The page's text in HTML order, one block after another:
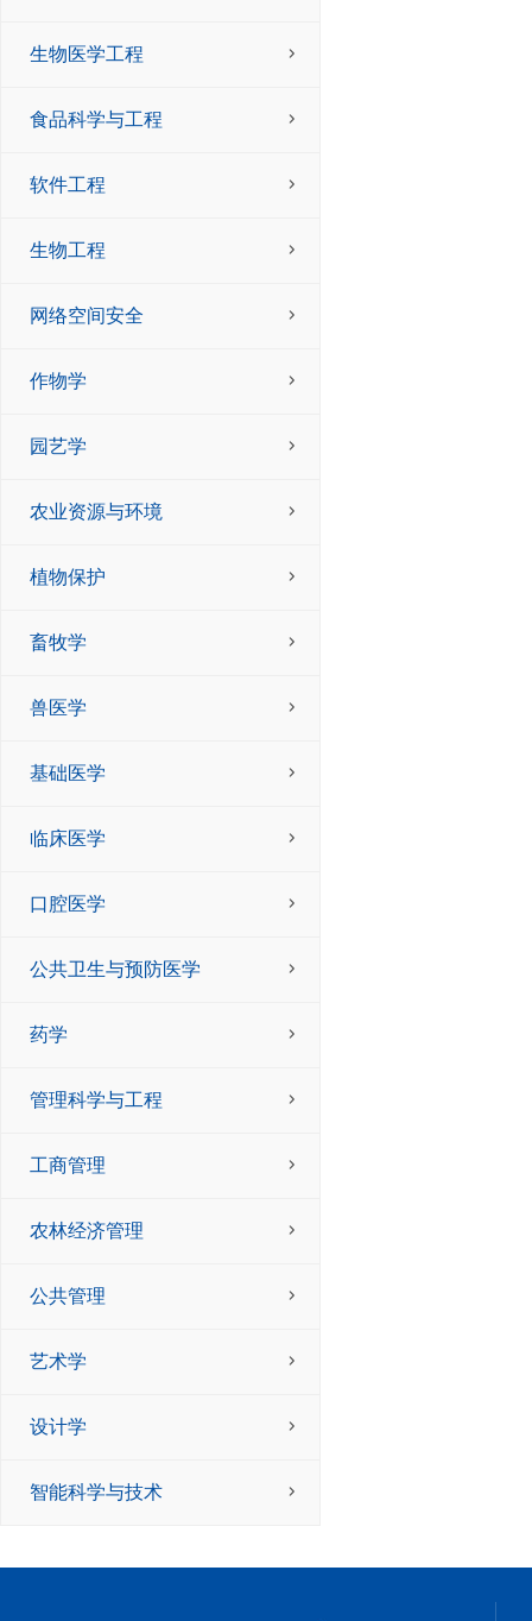
生物医学工程
食品科学与工程
软件工程
生物工程
网络空间安全
作物学
园艺学
农业资源与环境
植物保护
畜牧学
兽医学
基础医学
临床医学
口腔医学
公共卫生与预防医学
药学
管理科学与工程
工商管理
农林经济管理
公共管理
艺术学
设计学
智能科学与技术